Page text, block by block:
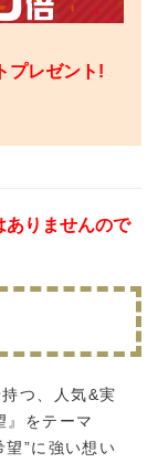
プレゼント!
りませんので
つ、人気&実
』をテーマ
望”に強い想い